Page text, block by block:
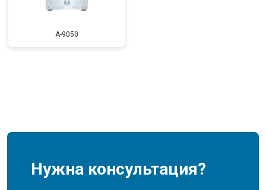
A-9050
Нужна консультация?